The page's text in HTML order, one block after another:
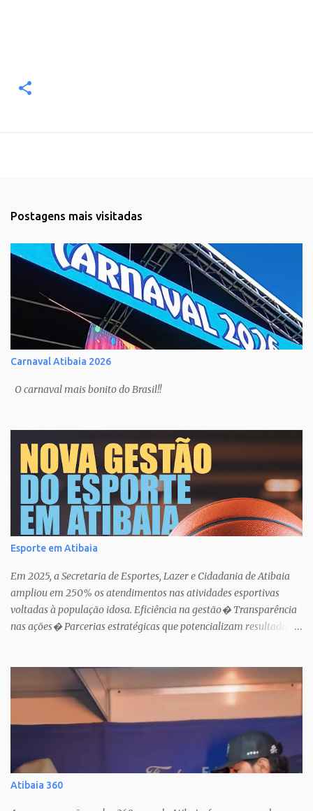
Postagens mais visitadas
Carnaval Atibaia 2026
O carnaval mais bonito do Brasil!!
Esporte em Atibaia
Em 2025, a Secretaria de Esportes, Lazer e Cidadania de Atibaia
ampliou em 250% os atendimentos nas atividades esportivas
voltadas à população idosa. Eficiência na gestão� Transparência
nas ações� Parcerias estratégicas que potencializam resultados.
Atibaia 360